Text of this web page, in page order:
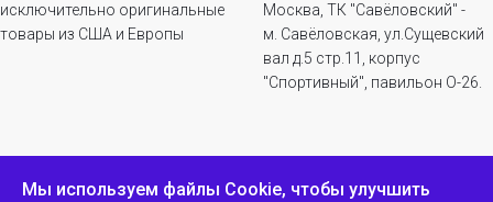
исключительно оригинальные
товары из США и Европы
Москва, ТК "Савёловский" -
м. Савёловская, ул.Сущевский
вал д.5 стр.11, корпус
"Спортивный", павильон О-26.
ИНФОРМАЦИЯ ОБРАТНАЯ СВЯЗЬ
Мы используем файлы Сookie, чтобы улучшить